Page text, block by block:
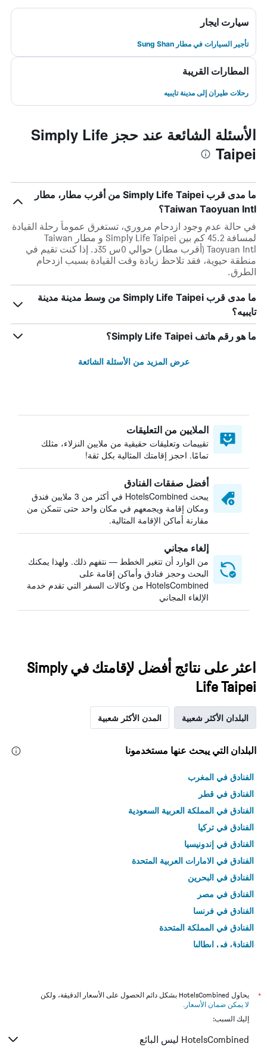
سيارت ايجار
تأجير السيارات في مطار Sung Shan
المطارات القريبة
رحلات طيران إلى مدينة تايبيه
الأسئلة الشائعة عند حجز Simply Life
Taipei
ما مدى قرب Simply Life Taipei من أقرب مطار، مطار
Taiwan Taoyuan Intl؟
في حالة عدم وجود ازدحام مروري، تستغرق عموماً رحلة القيادة
لمسافة 45.2 كم بين Simply Life Taipei و مطار Taiwan
Taoyuan Intl (أقرب مطار) حوالي 0س 35د. إذا كنت تقيم في
منطقة حيوية، فقد تلاحظ زيادة وقت القيادة بسبب ازدحام
الطرق.
ما مدى قرب Simply Life Taipei من وسط مدينة مدينة
تايبيه؟
ما هو رقم هاتف Simply Life Taipei؟
عرض المزيد من الأسئلة الشائعة
الملايين من التعليقات
تقييمات وتعليقات حقيقية من ملايين النزلاء، مثلك
تمامًا. احجز إقامتك المثالية بكل ثقة!
أفضل صفقات الفنادق
يبحث HotelsCombined في أكثر من 3 ملايين فندق
ومكان إقامة ويجمعهم في مكان واحد حتى تتمكن من
مقارنة أماكن الإقامة المثالية.
إلغاء مجاني
من الوارد أن تتغير الخطط — نتفهم ذلك. ولهذا يمكنك
البحث وحجز فنادق وأماكن إقامة على
HotelsCombined من وكالات السفر التي تقدم خدمة
الإلغاء المجاني
اعثر على نتائج أفضل لإقامتك في Simply
Life Taipei
البلدان الأكثر شعبية المدن الأكثر شعبية
البلدان التي يبحث عنها مستخدمونا
الفنادق في المغرب
الفنادق في قطر
الفنادق في المملكة العربية السعودية
الفنادق في تركيا
الفنادق في إندونيسيا
الفنادق في الامارات العربية المتحدة
الفنادق في البحرين
الفنادق في مصر
الفنادق في فرنسا
الفنادق في المملكة المتحدة
الفنادق في إيطاليا
*
يحاول HotelsCombined بشكل دائم الحصول على الأسعار الدقيقة، ولكن
لا يمكن ضمان الأسعار .
إليك السبب:
HotelsCombined ليس البائع